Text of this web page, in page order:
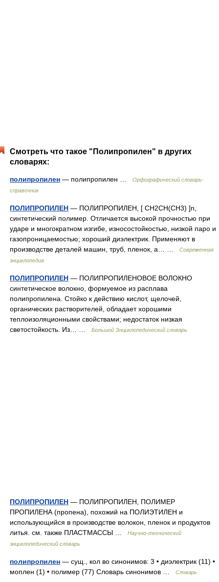
Смотреть что такое "Полипропилен" в других
словарях:
полипропилен — полипропилен …
Орфографический словарь-
справочник
ПОЛИПРОПИЛЕН — ПОЛИПРОПИЛЕН, [ CH2CH(CH3) ]n,
синтетический полимер. Отличается высокой прочностью при
ударе и многократном изгибе, износостойкостью, низкой паро и
газопроницаемостью; хороший диэлектрик. Применяют в
производстве деталей машин, труб, пленок, а… …
Современная
энциклопедия
ПОЛИПРОПИЛЕН — ПОЛИПРОПИЛЕНОВОЕ ВОЛОКНО
синтетическое волокно, формуемое из расплава
полипропилена. Стойко к действию кислот, щелочей,
органических растворителей, обладает хорошими
теплоизоляционными свойствами; недостаток низкая
светостойкость. Из… …
Большой Энциклопедический словарь
ПОЛИПРОПИЛЕН — ПОЛИПРОПИЛЕН, ПОЛИМЕР
ПРОПИЛЕНА (пропена), похожий на ПОЛИЭТИЛЕН и
использующийся в производстве волокон, пленок и продуктов
литья. см. также ПЛАСТМАССЫ …
Научно-технический
энциклопедический словарь
полипропилен — сущ., кол во синонимов: 3 • диэлектрик (11) •
моплен (1) • полимер (77) Словарь синонимов …
Словарь